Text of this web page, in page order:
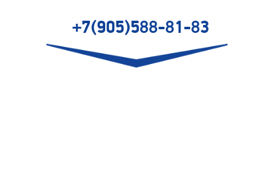
+7(905)588-81-83